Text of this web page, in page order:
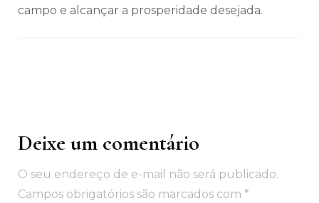
campo e alcançar a prosperidade desejada.
Navegação
post
Deixe um comentário
O seu endereço de e-mail não será publicado.
Campos obrigatórios são marcados com *